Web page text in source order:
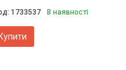
1733537 В наявності
Купити